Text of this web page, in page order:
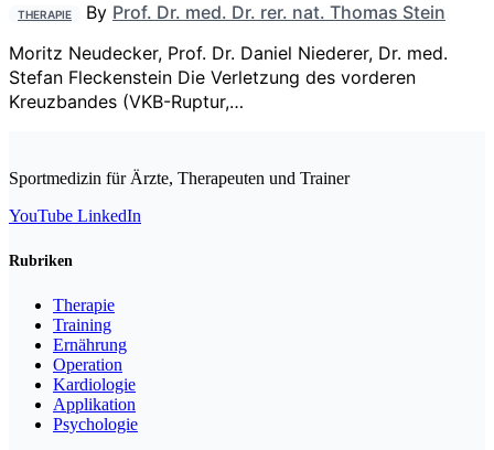
THERAPIE By Prof. Dr. med. Dr. rer. nat. Thomas Stein
Moritz Neudecker, Prof. Dr. Daniel Niederer, Dr. med.
Stefan Fleckenstein Die Verletzung des vorderen
Kreuzbandes (VKB-Ruptur,…
Sportmedizin für Ärzte, Therapeuten und Trainer
YouTube LinkedIn
Rubriken
Therapie
Training
Ernährung
Operation
Kardiologie
Applikation
Psychologie